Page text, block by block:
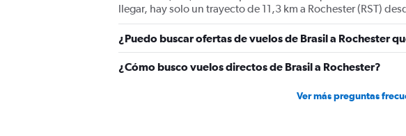
llegar, hay solo un trayecto de 11,3 km a Rochester (RST)
¿Puedo buscar ofertas de vuelos de Brasil a Rochester
¿Cómo busco vuelos directos de Brasil a Rochester?
Ver más preguntas